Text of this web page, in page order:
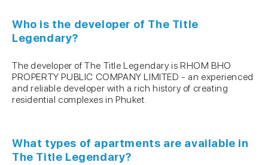
Who is the developer of The Title
Legendary?
The developer of The Title Legendary is RHOM BHO
PROPERTY PUBLIC COMPANY LIMITED - an experienced
and reliable developer with a rich history of creating
residential complexes in Phuket.
What types of apartments are available in
The Title Legendary?